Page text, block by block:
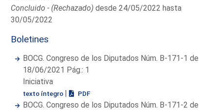
Concluido - (Rechazado) desde 24/05/2022 hasta
30/05/2022
Boletines
BOCG. Congreso de los Diputados Núm. B-171-1 de
18/06/2021 Pág.: 1
Iniciativa
texto íntegro | PDF
BOCG. Congreso de los Diputados Núm. B-171-2 de